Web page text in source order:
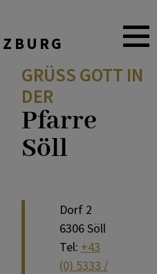
GRÜSS GOTT IN D
ER
Pfarre
Söll
Dorf 2
6306 Söll
Tel: +43
(0) 5333 /